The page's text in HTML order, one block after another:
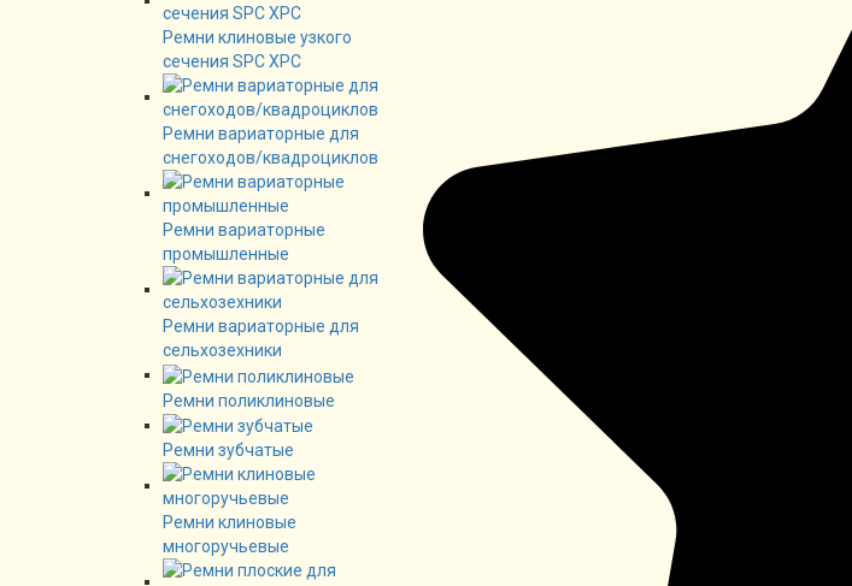
Ремни клиновые узкого
сечения SPC XPC
Ремни вариаторные для
снегоходов/квадроциклов
Ремни вариаторные
промышленные
Ремни вариаторные для
сельхозехники
Ремни поликлиновые
Ремни зубчатые
Ремни клиновые
многоручьевые